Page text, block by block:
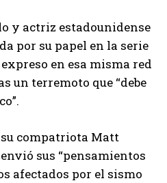
y actriz estadounidense
por su papel en la serie
en esa misma red
un terremoto que “debe
compatriota Matt
sus “pensamientos
afectados por el sismo